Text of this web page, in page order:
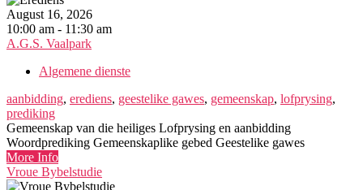
August 16, 2026
10:00 am - 11:30 am
A.G.S. Vaalpark
Algemene dienste
aanbidding, erediens, geestelike gawes, gemeenskap, lofprysing,
prediking
Gemeenskap van die heiliges Lofprysing en aanbidding
Woordprediking Gemeenskaplike gebed Geestelike gawes
More Info
Vroue Bybelstudie